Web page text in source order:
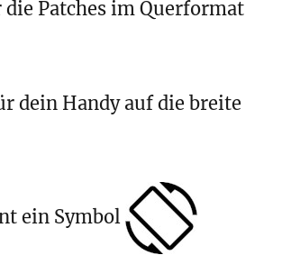
die Patches im Querformat
dein Handy auf die breite
ein Symbol